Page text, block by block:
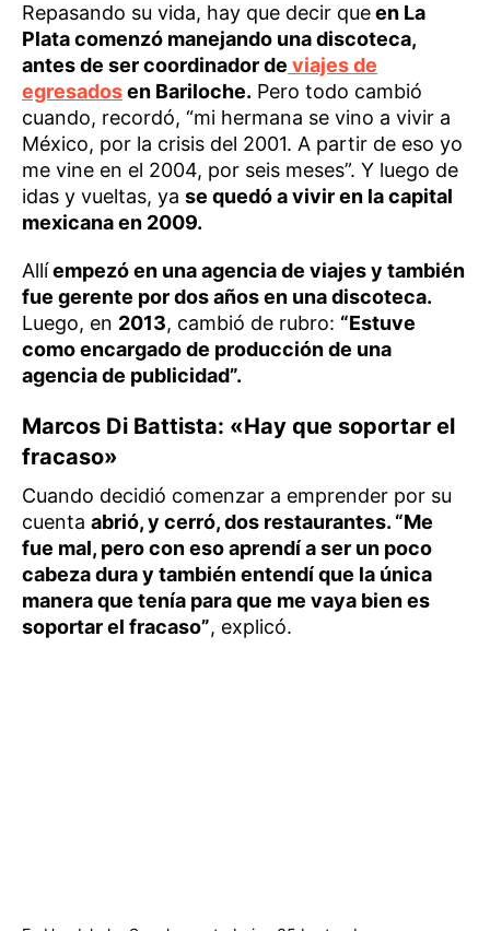
Repasando su vida, hay que decir queen La
Plata comenzó manejando una discoteca,
antes de ser coordinador de viajes de
egresadosen Bariloche. Pero todo cambió
cuando, recordó, “mi hermana se vino a vivir a
México, por la crisis del 2001. A partir de eso yo
me vine en el 2004, por seis meses”. Y luego de
idas y vueltas, ya se quedó a vivir en la capital
mexicana en 2009.
Allíempezó en una agencia de viajes y también
fue gerente por dos años en una discoteca.
Luego, en 2013, cambió de rubro: “Estuve
como encargado de producción de una
agencia de publicidad”.
Marcos Di Battista: «Hay que soportar el
fracaso»
Cuando decidió comenzar a emprender por su
cuenta abrió, y cerró, dos restaurantes. “Me
fue mal, pero con eso aprendí a ser un poco
cabeza dura y también entendí que la única
manera que tenía para que me vaya bien es
soportar el fracaso”, explicó.